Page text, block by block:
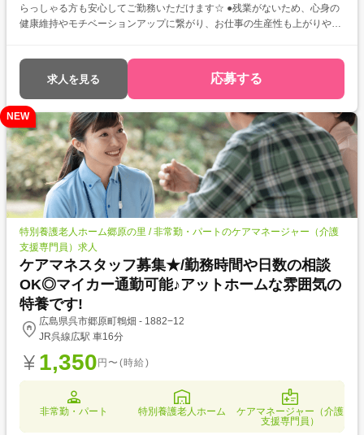
らっしゃる方も安心してご勤務いただけます☆ ●残業がないため、心身の
健康維持やモチベーションアップに繋がり、お仕事の生産性も上がりやす
求人を見る 応募する
NEW
特別養護老人ホーム郷原の里 / 非常勤・パートのケアマネージャー（介護
支援専門員）求人
ケアマネスタッフ募集★/勤務時間や日数の相談
OK◎マイカー通勤可能♪アットホームな雰囲気の
特養です!
広島県呉市郷原町鵯畑 - 1882−12
JR呉線広駅 車16分
1,350 円〜(時給)
非常勤・パート 特別養護老人ホーム
ケアマネージャー（介護
支援専門員）